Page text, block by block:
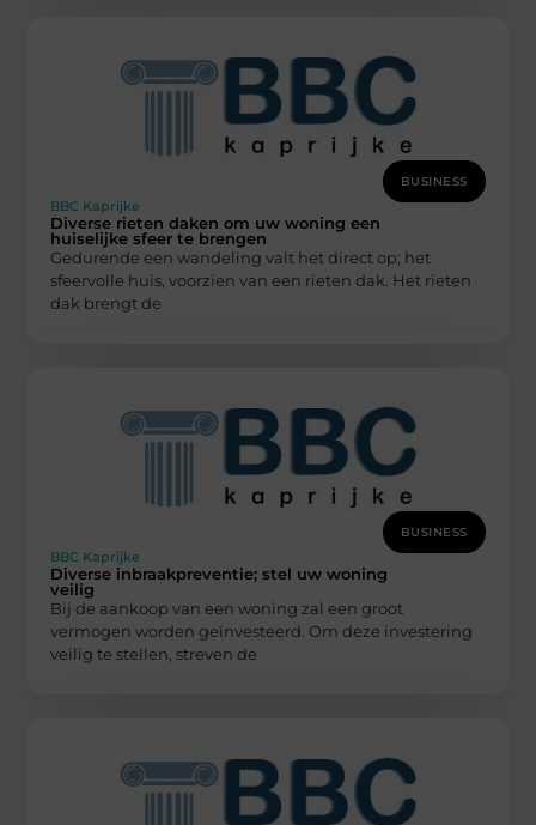
BUSINESS
BBC Kaprijke
Diverse rieten daken om uw woning een
huiselijke sfeer te brengen
Gedurende een wandeling valt het direct op; het
sfeervolle huis, voorzien van een rieten dak. Het rieten
dak brengt de
BUSINESS
BBC Kaprijke
Diverse inbraakpreventie; stel uw woning
veilig
Bij de aankoop van een woning zal een groot
vermogen worden geïnvesteerd. Om deze investering
veilig te stellen, streven de